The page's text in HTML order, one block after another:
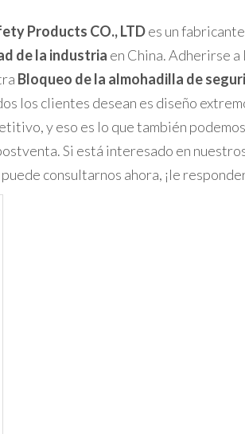
Products CO., LTDes un
de la industria en China. Adherirse
Bloqueo de la almohadilla de
los clientes desean es diseño
y eso es lo que también
Si está interesado en
puede consultarnos ahora, ¡le